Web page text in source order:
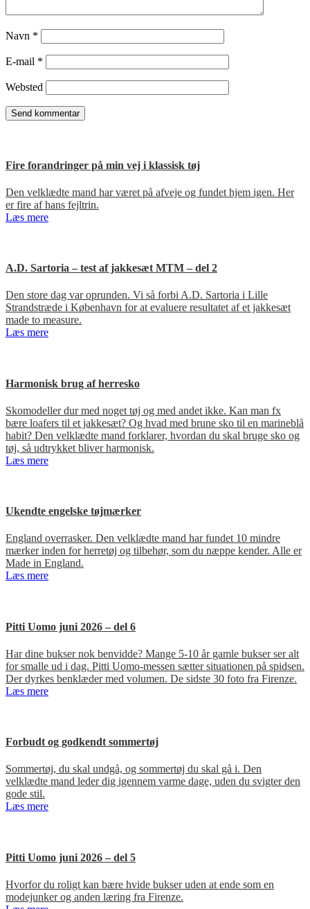
Navn *
E-mail *
Websted
Fire forandringer på min vej i klassisk tøj
Den velklædte mand har været på afveje og fundet hjem igen. Her
er fire af hans fejltrin.
Læs mere
A.D. Sartoria – test af jakkesæt MTM – del 2
Den store dag var oprunden. Vi så forbi A.D. Sartoria i Lille
Strandstræde i København for at evaluere resultatet af et jakkesæt
made to measure.
Læs mere
Harmonisk brug af herresko
Skomodeller dur med noget tøj og med andet ikke. Kan man fx
bære loafers til et jakkesæt? Og hvad med brune sko til en marineblå
habit? Den velklædte mand forklarer, hvordan du skal bruge sko og
tøj, så udtrykket bliver harmonisk.
Læs mere
Ukendte engelske tøjmærker
England overrasker. Den velklædte mand har fundet 10 mindre
mærker inden for herretøj og tilbehør, som du næppe kender. Alle er
Made in England.
Læs mere
Pitti Uomo juni 2026 – del 6
Har dine bukser nok benvidde? Mange 5-10 år gamle bukser ser alt
for smalle ud i dag. Pitti Uomo-messen sætter situationen på spidsen.
Der dyrkes benklæder med volumen. De sidste 30 foto fra Firenze.
Læs mere
Forbudt og godkendt sommertøj
Sommertøj, du skal undgå, og sommertøj du skal gå i. Den
velklædte mand leder dig igennem varme dage, uden du svigter den
gode stil.
Læs mere
Pitti Uomo juni 2026 – del 5
Hvorfor du roligt kan bære hvide bukser uden at ende som en
modejunker og anden læring fra Firenze.